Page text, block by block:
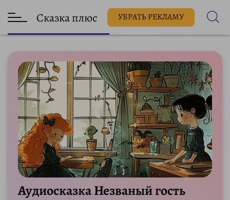
Сказка плюс УБРАТЬ РЕКЛАМУ
Аудиосказка Незваный гость